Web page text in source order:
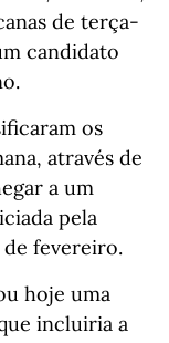
de terça-
candidato
os
através de
a um
pela
fevereiro.
hoje uma
incluiria a